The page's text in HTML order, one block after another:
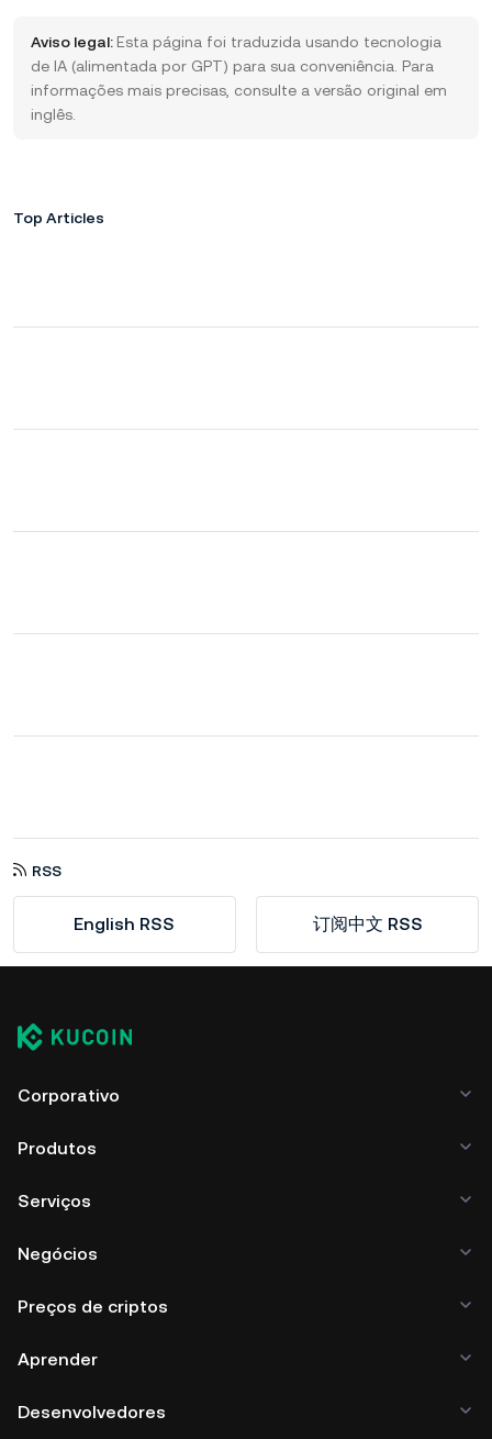
Aviso legal: Esta página foi traduzida usando tecnologia
de IA (alimentada por GPT) para sua conveniência. Para
informações mais precisas, consulte a versão original em
inglês.
Top Articles
RSS
English RSS 订阅中文 RSS
Corporativo
Produtos
Serviços
Negócios
Preços de criptos
Aprender
Desenvolvedores